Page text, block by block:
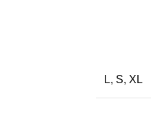
L, S, XL